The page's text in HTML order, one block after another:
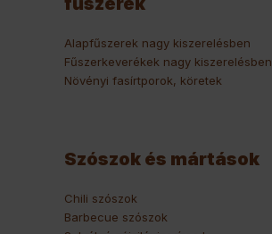
Alapfűszerek nagy kiszerelésben
Fűszerkeverékek nagy kiszerelésben
Növényi fasírtporok, köretek
Szószok és mártások
Chili szószok
Barbecue szószok